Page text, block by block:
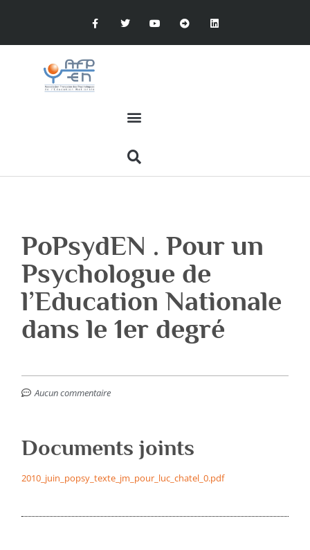
PoPsydEN . Pour un
Psychologue de
l’Education Nationale
dans le 1er degré
Aucun commentaire
Documents joints
2010_juin_popsy_texte_jm_pour_luc_chatel_0.pdf